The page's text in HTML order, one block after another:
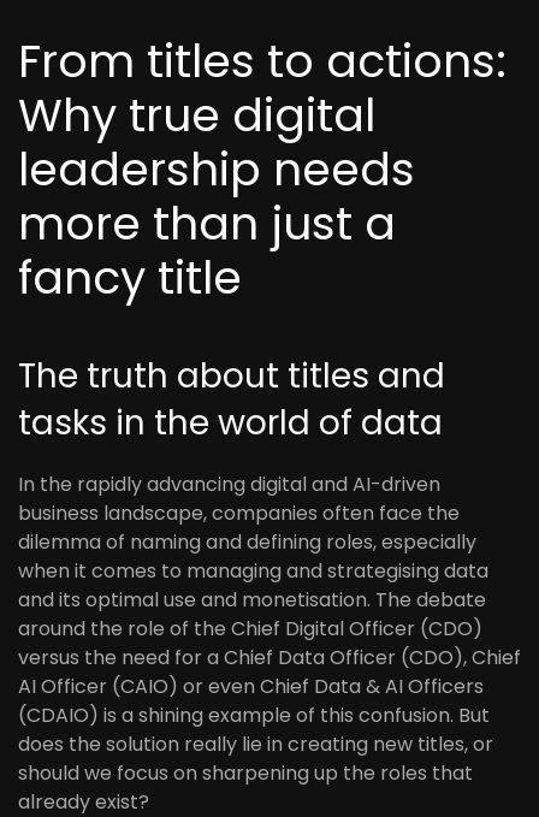
From titles to actions:
Why true digital
leadership needs
more than just a
fancy title
The truth about titles and
tasks in the world of data
In the rapidly advancing digital and AI-driven
business landscape, companies often face the
dilemma of naming and defining roles, especially
when it comes to managing and strategising data
and its optimal use and monetisation. The debate
around the role of the Chief Digital Officer (CDO)
versus the need for a Chief Data Officer (CDO), Chief
AI Officer (CAIO) or even Chief Data & AI Officers
(CDAIO) is a shining example of this confusion. But
does the solution really lie in creating new titles, or
should we focus on sharpening up the roles that
already exist?